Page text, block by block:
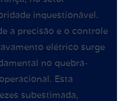
inquestionável.
a precisão e o controle
elétrico surge
no quebra-
Esta
subestimada,